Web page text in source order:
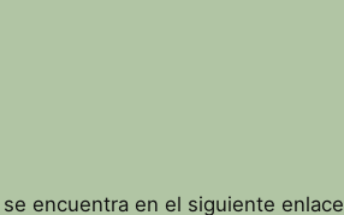
encuentra en el siguiente enlace